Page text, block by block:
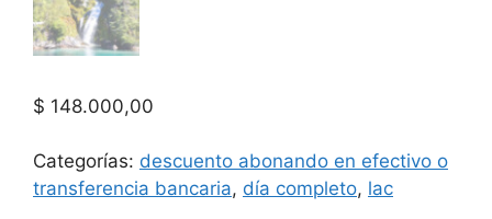
$ 148.000,00
Categorías: descuento abonando en efectivo o
transferencia bancaria, día completo, lac